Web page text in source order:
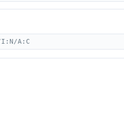
I:N/A:C